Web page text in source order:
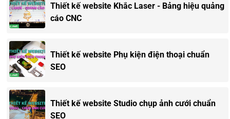
Thiết kế website Khắc Laser - Bảng hiệu quảng
cáo CNC
Thiết kế website Phụ kiện điện thoại chuẩn
SEO
Thiết kế website Studio chụp ảnh cưới chuẩn
SEO